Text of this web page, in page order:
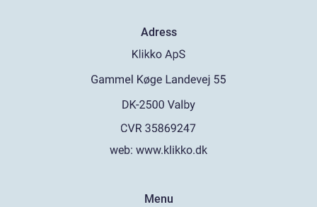
Adress
web: www.klikko.dk
Menu